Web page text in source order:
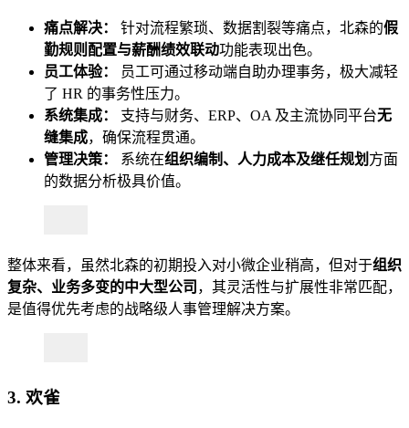
痛点解决： 针对流程繁琐、数据割裂等痛点，北森的假
勤规则配置与薪酬绩效联动功能表现出色。
员工体验：
员工可通过移动端自助办理事务，极大减轻
了 HR 的事务性压力。
系统集成：
支持与财务、ERP、OA 及主流协同平台无
缝集成，确保流程贯通。
管理决策：
系统在组织编制、人力成本及继任规划 方面
的数据分析极具价值。
整体来看，虽然北森的初期投入对小微企业稍高，但对于组织
复杂、业务多变的中大型公司 ，其灵活性与扩展性非常匹配，
是值得优先考虑的战略级人事管理解决方案。
3. 欢雀